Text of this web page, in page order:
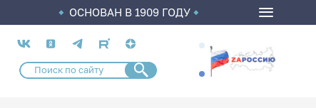
ОСНОВАН В 1909 ГОДУ
Социальные
сети